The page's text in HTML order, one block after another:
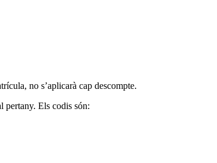
no s’aplicarà cap descompte.
pertany. Els codis són: